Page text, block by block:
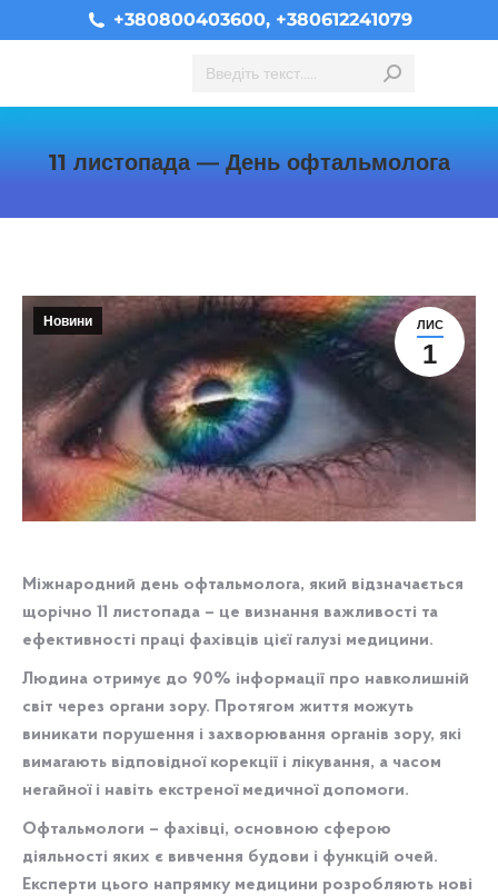
+380800403600, +380612241079
Search:
11 листопада — День офтальмолога
ЛИС
1
Новини
Міжнародний день офтальмолога, який відзначається
щорічно 11 листопада – це визнання важливості та
ефективності праці фахівців цієї галузі медицини.
Людина отримує до 90% інформації про навколишній
світ через органи зору. Протягом життя можуть
виникати порушення і захворювання органів зору, які
вимагають відповідної корекції і лікування, а часом
негайної і навіть екстреної медичної допомоги.
Офтальмологи – фахівці, основною сферою
діяльності яких є вивчення будови і функцій очей.
Експерти цього напрямку медицини розробляють нові